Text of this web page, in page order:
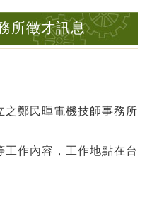
所徵才訊息
鄭民暉電機技師事務所
作內容，工作地點在台